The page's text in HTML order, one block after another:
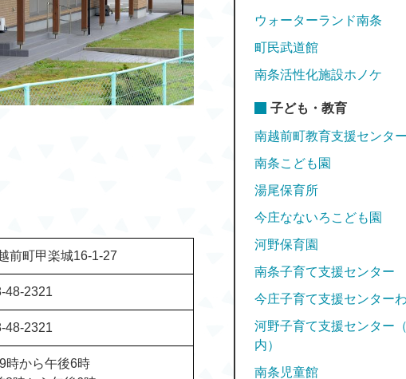
前町甲楽城16-1-27
48-2321
48-2321
時から午後6時
ウォーターランド南条
町民武道館
南条活性化施設ホノケ
子ども・教育
南越前町教育支援センター
南条こども園
湯尾保育所
今庄なないろこども園
河野保育園
南条子育て支援センター
今庄子育て支援センター
河野子育て支援センター
内）
南条児童館